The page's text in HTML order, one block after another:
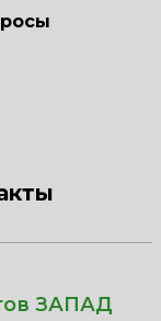
ЗАПАД